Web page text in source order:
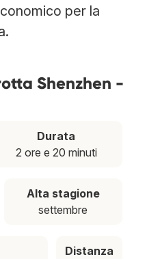
per la
Shenzhen -
Durata
2 ore e 20 minuti
Alta stagione
settembre
Distanza